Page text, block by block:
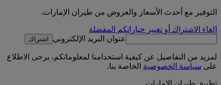
التوفير مع أحدث الأسعار والعروض من طيران الإمارات.
إلغاء الاشتراك أو تغيير خياراتكم المفضلة
عنوان البريد الإلكتروني
اشتراك
لمزيد من التفاصيل عن كيفية استخدامنا لمعلوماتكم، يرجى الاطلاع
على سياسة الخصوصية الخاصة بنا.